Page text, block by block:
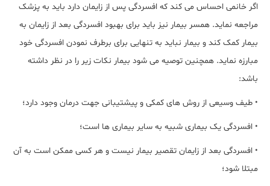
اگر خانمی احساس می کند که افسردگی پس از زایمان دارد باید به پزشک
مراجعه نماید. همسر بیمار نیز باید برای بهبود افسردگی بعد از زایمان به
بیمار کمک کند و بیمار نباید به تنهایی برای برطرف نمودن افسردگی خود
مبارزه نماید. همچنین توصیه می شود بیمار نکات زیر را در نظر داشته
باشد:
• طیف وسیعی از روش های کمکی و پیشتیبانی جهت درمان وجود دارد؛
• افسردگی یک بیماری شبیه به سایر بیماری ها است؛
• افسردگی بعد از زایمان تقصیر بیمار نیست و هر کسی ممکن است به آن
مبتلا شود؛